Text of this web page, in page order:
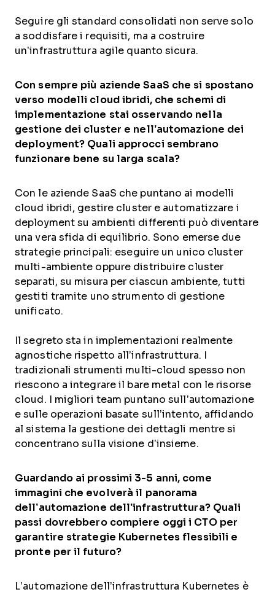
Seguire gli standard consolidati non serve solo
a soddisfare i requisiti, ma a costruire
un’infrastruttura agile quanto sicura.
Con sempre più aziende SaaS che si spostano
verso modelli cloud ibridi, che schemi di
implementazione stai osservando nella
gestione dei cluster e nell’automazione dei
deployment? Quali approcci sembrano
funzionare bene su larga scala?
Con le aziende SaaS che puntano ai modelli
cloud ibridi, gestire cluster e automatizzare i
deployment su ambienti differenti può diventare
una vera sfida di equilibrio. Sono emerse due
strategie principali: eseguire un unico cluster
multi-ambiente oppure distribuire cluster
separati, su misura per ciascun ambiente, tutti
gestiti tramite uno strumento di gestione
unificato.
Il segreto sta in implementazioni realmente
agnostiche rispetto all’infrastruttura. I
tradizionali strumenti multi-cloud spesso non
riescono a integrare il bare metal con le risorse
cloud. I migliori team puntano sull’automazione
e sulle operazioni basate sull’intento, affidando
al sistema la gestione dei dettagli mentre si
concentrano sulla visione d’insieme.
Guardando ai prossimi 3-5 anni, come
immagini che evolverà il panorama
dell’automazione dell’infrastruttura? Quali
passi dovrebbero compiere oggi i CTO per
garantire strategie Kubernetes flessibili e
pronte per il futuro?
L’automazione dell’infrastruttura Kubernetes è